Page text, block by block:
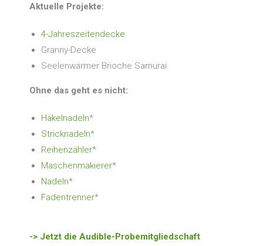
Aktuelle Projekte:
4-Jahreszeitendecke
Granny-Decke
Seelenwärmer Brioche Samurai
Ohne das geht es nicht:
Häkelnadeln*
Stricknadeln*
Reihenzähler*
Maschenmakierer*
Nadeln*
Fadentrenner*
-> Jetzt die Audible-Probemitgliedschaft